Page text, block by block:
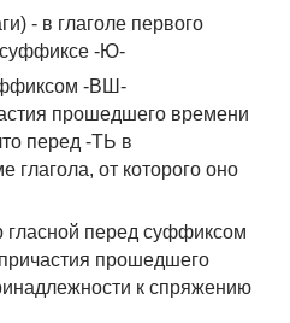
- в глаголе первого
-Ю-
-ВШ-
прошедшего времени
перед -ТЬ в
глагола, от которого оно
перед суффиксом
прошедшего
к спряжению